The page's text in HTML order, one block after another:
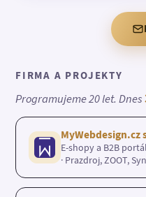
FIRMA A PROJEKTY
Programujeme 20 let. Dnes
MyWebdesign.cz
E-shopy a B2B
· Prazdroj, ZOOT,